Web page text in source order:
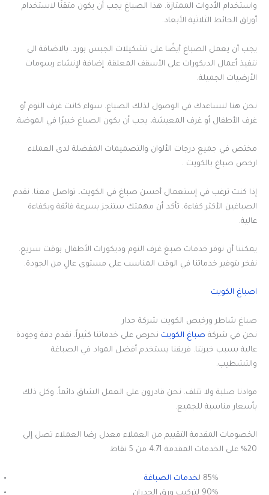
واستخدام الأدوات الممتازة. هذا الصباغ يجب أن يكون متقنًا لاستخدام
أوراق الحائط الثلاثية الأبعاد.
يجب أن يعمل الصباغ أيضًا على تشكيلات الجبس بورد. بالاضافة الى
تنفيذ أعمال الديكورات على الأسقف المعلقة. إضافة لإنشاء رسومات
الأرضيات الجميلة.
نحن هنا لنساعدك في الوصول لذلك الصباغ. سواء كانت غرف النوم أو
غرف الأطفال أو غرف المعيشة، يجب أن يكون الصباغ خبيرًا في الموضة.
مختص في جميع درجات الألوان والتصميمات المفضلة لدى العملاء
ارخص صباغ بالكويت .
إذا كنت ترغب في إستعمال أحسن صباغ في الكويت، تواصل معنا. نقدم
الصباغين الأكثر كفاءة. تأكد أن مهمتك ستنجز بسرعة فائقة وبكفاءة
عالية.
يمكننا أن نوفر خدمات صبغ غرف النوم وديكورات الأطفال بوقت سريع.
نفخر بتوفير خدماتنا في الوقت المناسب على مستوى عالٍ من الجودة.
اصباغ الكويت
صباغ شاطر ورخيص الكويت شركة جدار
نحن في شركة صباغ الكويت نحرص على خدماتنا كثيراً. نقدم دقة وجودة
عالية بسبب خبرتنا. فريقنا يستخدم أفضل المواد في الصباغة
والتشطيب.
موادنا صلبة ولا تتلف. نحن قادرون على العمل الشاق دائماً. وكل ذلك
بأسعار مناسبة للجميع.
الخصومات المقدمة التقييم من العملاء معدل رضا العملاء تصل إلى
20% على الخدمات المقدمة 4.71 من 5 نقاط
85% ل
خدمات الصباغة
90% لتركيب ورق الجدران